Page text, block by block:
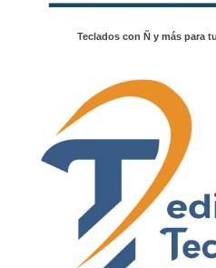
Teclados con Ñ y más para